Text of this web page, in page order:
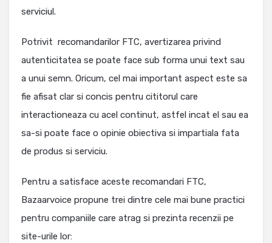
serviciul.
Potrivit recomandarilor FTC, avertizarea privind
autenticitatea se poate face sub forma unui text sau
a unui semn. Oricum, cel mai important aspect este sa
fie afisat clar si concis pentru cititorul care
interactioneaza cu acel continut, astfel incat el sau ea
sa-si poate face o opinie obiectiva si impartiala fata
de produs si serviciu.
Pentru a satisface aceste recomandari FTC,
Bazaarvoice propune trei dintre cele mai bune practici
pentru companiile care atrag si prezinta recenzii pe
site-urile lor: